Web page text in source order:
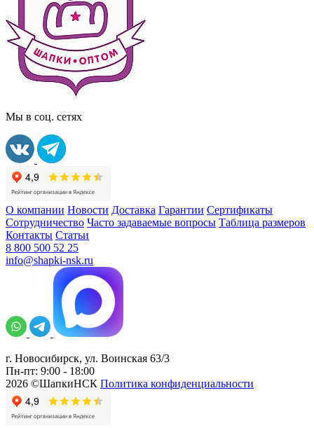
Мы в соц. сетях
О компании Новости Доставка Гарантии Сертификаты
Сотрудничество Часто задаваемые вопросы Таблица размеров
Контакты Статьи
8 800 500 52 25
info@shapki-nsk.ru
г. Новосибирск, ул. Воинская 63/3
Пн-пт: 9:00 - 18:00
2026 ©ШапкиНСК Политика конфиденциальности